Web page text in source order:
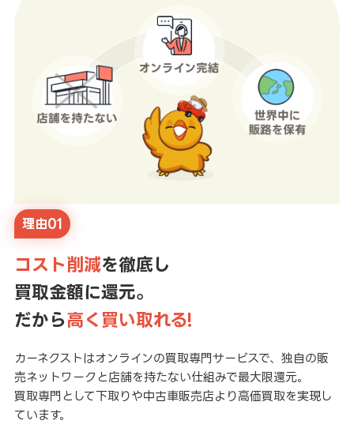
理由01
コスト削減を徹底し
買取金額に還元。
だから高く買い取れる!
カーネクストはオンラインの買取専門サービスで、独自の販
売ネットワークと店舗を持たない仕組みで最大限還元。
買取専門として下取りや中古車販売店より高価買取を実現し
ています。